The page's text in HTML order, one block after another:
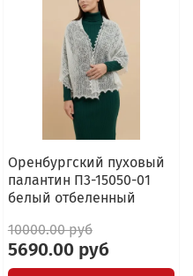
Оренбургский пуховый
палантин П3-15050-01
белый отбеленный
10000.00 руб
5690.00 руб